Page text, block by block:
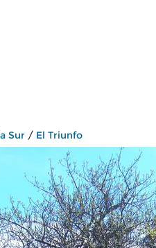
Sur / El Triunfo